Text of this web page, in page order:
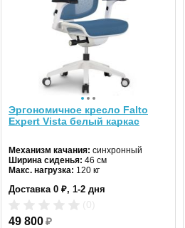
Эргономичное кресло Falto
Expert Vista белый каркас
Механизм качания: синхронный
Ширина сиденья: 46 см
Макс. нагрузка: 120 кг
Материал спинки:сетка
Доставка 0 ₽, 1-2 дня
49 800₽